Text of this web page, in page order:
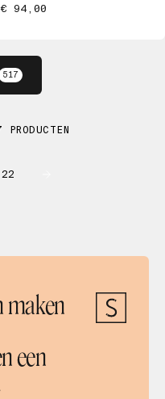
€ 94,00
517
22
maken
een